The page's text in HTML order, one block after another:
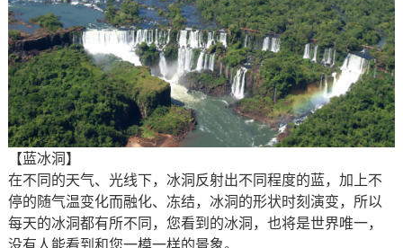
【蓝冰洞】
在不同的天气、光线下，冰洞反射出不同程度的蓝，加上不
停的随气温变化而融化、冻结，冰洞的形状时刻演变，所以
每天的冰洞都有所不同，您看到的冰洞，也将是世界唯一，
没有人能看到和您一模一样的景象。